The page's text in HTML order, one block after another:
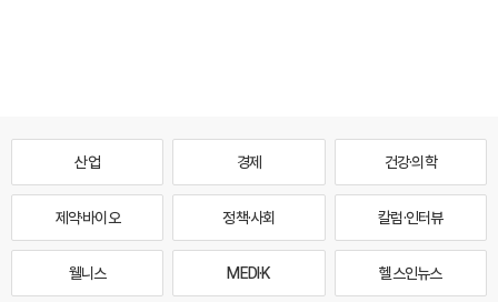
산업 경제 건강·의학
제약·바이오 정책·사회 칼럼·인터뷰
웰니스 MEDI·K 헬스인뉴스